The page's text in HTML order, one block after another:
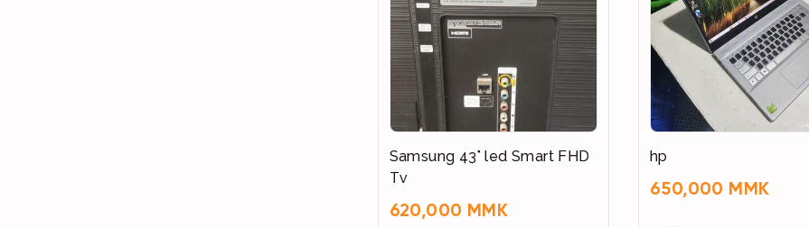
Samsung 43" led Smart FHD
Tv
620,000 MMK
hp
650,000 MMK